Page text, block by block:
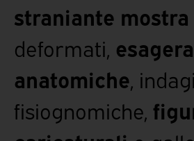
straniante mostra
deformati,
anatomiche,
fisiognomiche,